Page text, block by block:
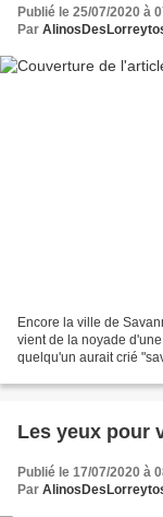
Publié le 25/07/2020 à
Par
Encore la ville de
vient de la noyade
quelqu'un aurait crié "save
Les yeux pour
Publié le 17/07/2020 à
Par